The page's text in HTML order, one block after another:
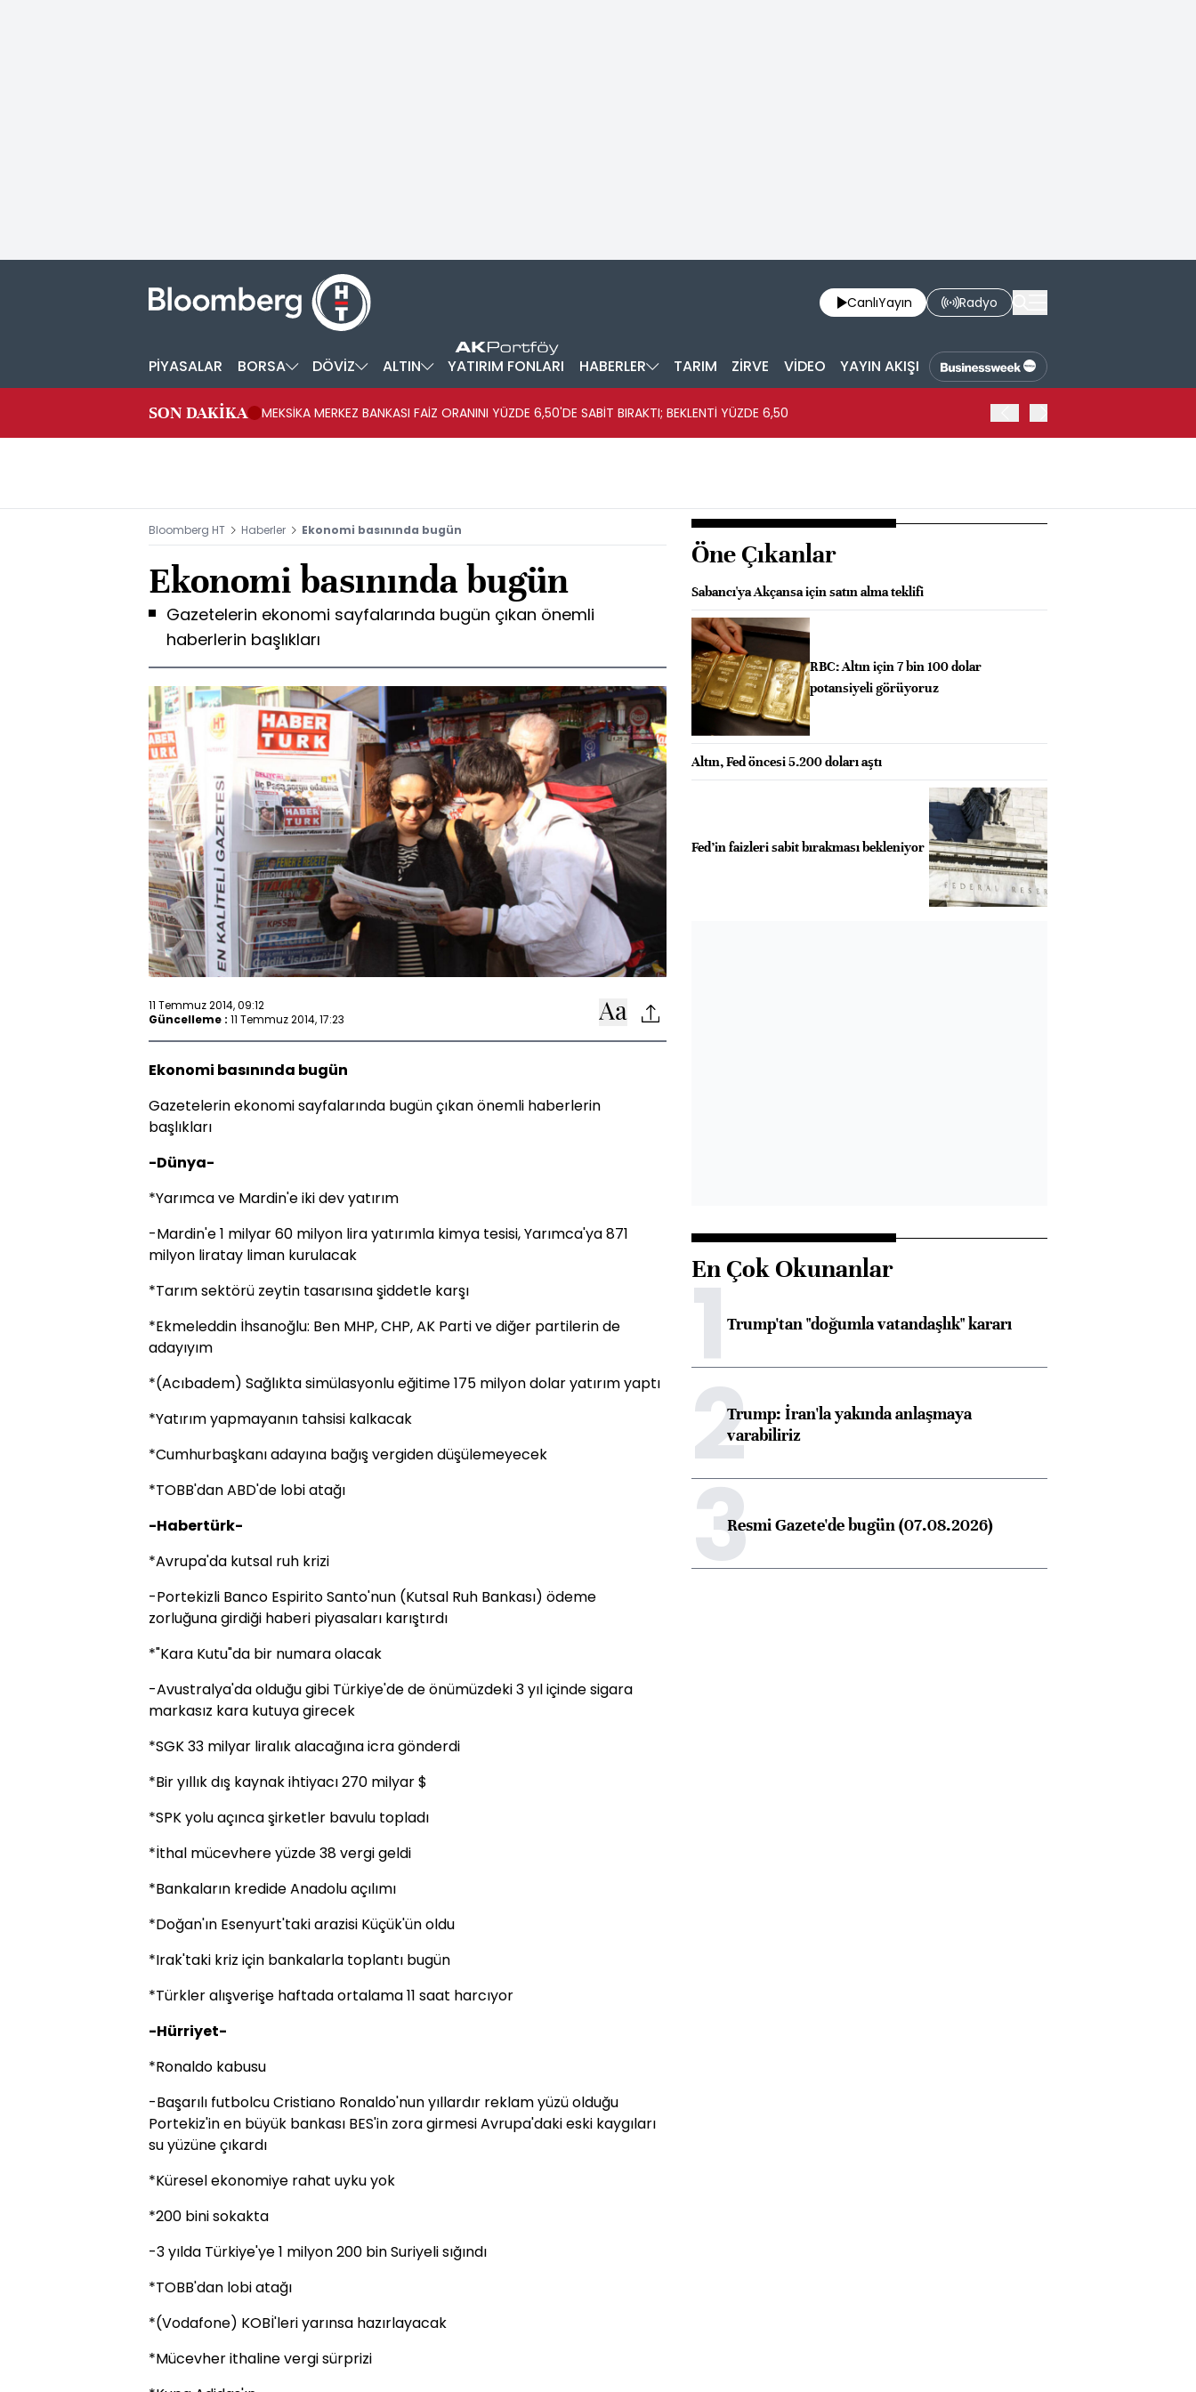
CanlıYayın Radyo
PİYASALAR BORSA DÖVİZ ALTIN YATIRIM FONLARI HABERLER TARIM ZİRVE VİDEO YAYIN AKIŞI
SON DAKİKA MEKSİKA MERKEZ BANKASI FAİZ ORANINI YÜZDE 6,50'DE SABİT BIRAKTI; BEKLENTİ YÜZDE 6,50
Bloomberg HT Haberler Ekonomi basınında bugün
Ekonomi basınında bugün
Gazetelerin ekonomi sayfalarında bugün çıkan önemli
haberlerin başlıkları
11 Temmuz 2014, 09:12
Güncelleme : 11 Temmuz 2014, 17:23
Ekonomi basınında bugün
Gazetelerin ekonomi sayfalarında bugün çıkan önemli haberlerin
başlıkları
-Dünya-
*Yarımca ve Mardin'e iki dev yatırım
-Mardin'e 1 milyar 60 milyon lira yatırımla kimya tesisi, Yarımca'ya 871
milyon liratay liman kurulacak
*Tarım sektörü zeytin tasarısına şiddetle karşı
*Ekmeleddin İhsanoğlu: Ben MHP, CHP, AK Parti ve diğer partilerin de
adayıyım
*(Acıbadem) Sağlıkta simülasyonlu eğitime 175 milyon dolar yatırım yaptı
*Yatırım yapmayanın tahsisi kalkacak
*Cumhurbaşkanı adayına bağış vergiden düşülemeyecek
*TOBB'dan ABD'de lobi atağı
-Habertürk-
*Avrupa'da kutsal ruh krizi
-Portekizli Banco Espirito Santo'nun (Kutsal Ruh Bankası) ödeme
zorluğuna girdiği haberi piyasaları karıştırdı
*"Kara Kutu"da bir numara olacak
-Avustralya'da olduğu gibi Türkiye'de de önümüzdeki 3 yıl içinde sigara
markasız kara kutuya girecek
*SGK 33 milyar liralık alacağına icra gönderdi
*Bir yıllık dış kaynak ihtiyacı 270 milyar $
*SPK yolu açınca şirketler bavulu topladı
*İthal mücevhere yüzde 38 vergi geldi
*Bankaların kredide Anadolu açılımı
*Doğan'ın Esenyurt'taki arazisi Küçük'ün oldu
*Irak'taki kriz için bankalarla toplantı bugün
*Türkler alışverişe haftada ortalama 11 saat harcıyor
-Hürriyet-
*Ronaldo kabusu
-Başarılı futbolcu Cristiano Ronaldo'nun yıllardır reklam yüzü olduğu
Portekiz'in en büyük bankası BES'in zora girmesi Avrupa'daki eski kaygıları
su yüzüne çıkardı
*Küresel ekonomiye rahat uyku yok
*200 bini sokakta
-3 yılda Türkiye'ye 1 milyon 200 bin Suriyeli sığındı
*TOBB'dan lobi atağı
*(Vodafone) KOBİ'leri yarınsa hazırlayacak
*Mücevher ithaline vergi sürprizi
Öne Çıkanlar
Sabancı'ya Akçansa için satın alma teklifi
RBC: Altın için 7 bin 100 dolar
potansiyeli görüyoruz
Altın, Fed öncesi 5.200 doları aştı
Fed’in faizleri sabit bırakması bekleniyor
En Çok Okunanlar
1Trump'tan "doğumla vatandaşlık" kararı
2Trump: İran'la yakında anlaşmaya
varabiliriz
3Resmi Gazete'de bugün (07.08.2026)